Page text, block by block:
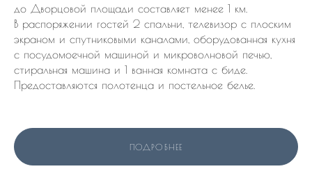
до Дворцовой площади составляет менее 1 км.
В распоряжении гостей 2 спальни, телевизор с плоским
экраном и спутниковыми каналами, оборудованная кухня
с посудомоечной машиной и микроволновой печью,
стиральная машина и 1 ванная комната с биде.
Предоставляются полотенца и постельное белье.
ПОДРОБНЕЕ